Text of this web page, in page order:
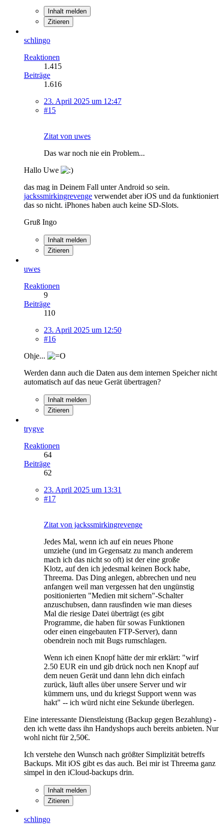
Inhalt melden
Zitieren
schlingo
Reaktionen
1.415
Beiträge
1.616
23. April 2025 um 12:47
#15
Zitat von uwes
Das war noch nie ein Problem...
Hallo Uwe
das mag in Deinem Fall unter Android so sein.
jackssmirkingrevenge verwendet aber iOS und da funktioniert
das so nicht. iPhones haben auch keine SD-Slots.
Gruß Ingo
Inhalt melden
Zitieren
uwes
Reaktionen
9
Beiträge
110
23. April 2025 um 12:50
#16
Ohje...
Werden dann auch die Daten aus dem internen Speicher nicht
automatisch auf das neue Gerät übertragen?
Inhalt melden
Zitieren
trygve
Reaktionen
64
Beiträge
62
23. April 2025 um 13:31
#17
Zitat von jackssmirkingrevenge
Jedes Mal, wenn ich auf ein neues Phone
umziehe (und im Gegensatz zu manch anderem
mach ich das nicht so oft) ist der eine große
Klotz, auf den ich jedesmal keinen Bock habe,
Threema. Das Ding anlegen, abbrechen und neu
anfangen weil man vergessen hat den ungünstig
positionierten "Medien mit sichern"-Schalter
anzuschubsen, dann rausfinden wie man dieses
Mal die riesige Datei überträgt (es gibt
Programme, die haben für sowas Funktionen
oder einen eingebauten FTP-Server), dann
obendrein noch mit Bugs rumschlagen.
Wenn ich einen Knopf hätte der mir erklärt: "wirf
2.50 EUR ein und gib drück noch nen Knopf auf
dem neuen Gerät und dann lehn dich einfach
zurück, läuft alles über unsere Server und wir
kümmern uns, und du kriegst Support wenn was
hakt" -- ich würd nicht eine Sekunde überlegen.
Eine interessante Dienstleistung (Backup gegen Bezahlung) -
den ich wette dass ihn Handyshops auch bereits anbieten. Nur
wohl nicht für 2,50€.
Ich verstehe den Wunsch nach größter Simplizität betreffs
Backups. Mit iOS gibt es das auch. Bei mir ist Threema ganz
simpel in den iCloud-backups drin.
Inhalt melden
Zitieren
schlingo